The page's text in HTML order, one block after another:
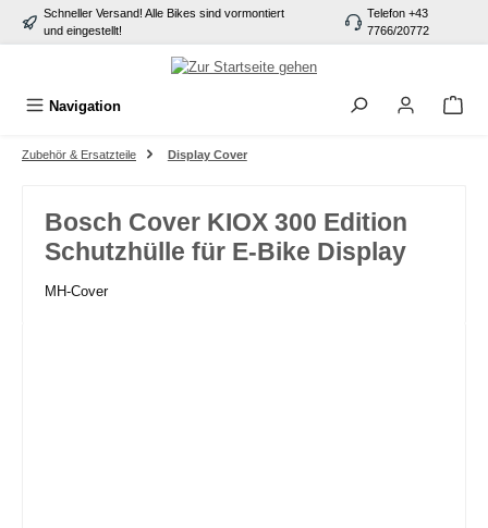
springen
Schneller Versand! Alle Bikes sind vormontiert
und eingestellt!
Telefon +43
7766/20772
Navigation
Zubehör & Ersatzteile Display Cover
Bosch Cover KIOX 300 Edition
Schutzhülle für E-Bike Display
MH-Cover